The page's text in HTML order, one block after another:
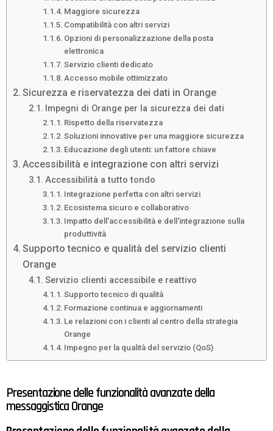
Maggiore sicurezza
Compatibilità con altri servizi
Opzioni di personalizzazione della posta
elettronica
Servizio clienti dedicato
Accesso mobile ottimizzato
Sicurezza e riservatezza dei dati in Orange
Impegni di Orange per la sicurezza dei dati
Rispetto della riservatezza
Soluzioni innovative per una maggiore sicurezza
Educazione degli utenti: un fattore chiave
Accessibilità e integrazione con altri servizi
Accessibilità a tutto tondo
Integrazione perfetta con altri servizi
Ecosistema sicuro e collaborativo
Impatto dell'accessibilità e dell'integrazione sulla
produttività
Supporto tecnico e qualità del servizio clienti
Orange
Servizio clienti accessibile e reattivo
Supporto tecnico di qualità
Formazione continua e aggiornamenti
Le relazioni con i clienti al centro della strategia
Orange
Impegno per la qualità del servizio (QoS)
Presentazione delle funzionalità avanzate della
messaggistica Orange